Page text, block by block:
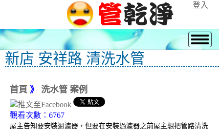
登入
新店 安祥路 清洗水管
首頁 》 洗水管 案例
觀看次數：6767
屋主告知要安裝過濾器，但要在安裝過濾器之前屋主想把管路清洗